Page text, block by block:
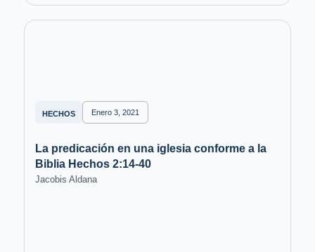
HECHOS Enero 3, 2021
La predicación en una iglesia conforme a la
Biblia Hechos 2:14-40
Jacobis Aldana